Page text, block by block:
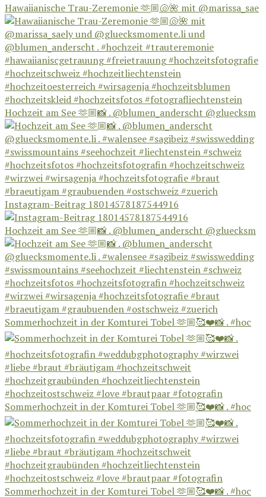
Hawaiianische Trau-Zeremonie 🫶🏼🐚🌺 mit @marissa_sae
Hochzeit am See 🫶🏼📸 . @blumen_anderscht @gluecksm
Instagram-Beitrag 18014578187544916
Hochzeit am See 🫶🏼📸 . @blumen_anderscht @gluecksm
Sommerhochzeit in der Komturei Tobel 🫶🏼🥰❤️📸 . #hoc
Sommerhochzeit in der Komturei Tobel 🫶🏼🥰❤️📸 . #hoc
Sommerhochzeit in der Komturei Tobel 🫶🏼🥰❤️📸 . #hoc